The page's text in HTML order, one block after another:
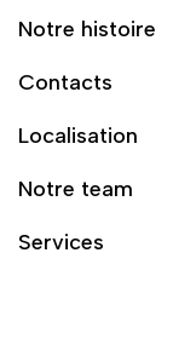
Notre histoire
Contacts
Localisation
Notre team
Services